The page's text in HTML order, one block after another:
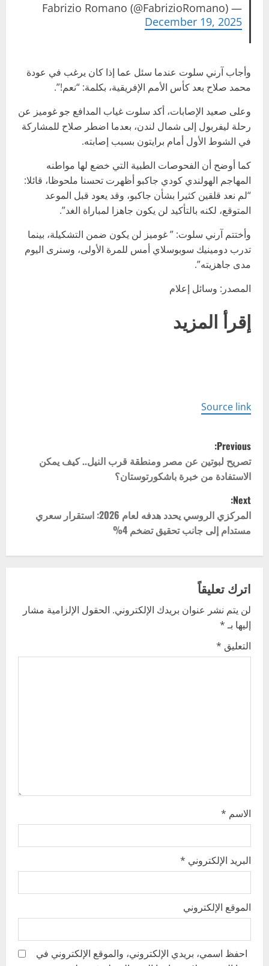
— Fabrizio Romano (@FabrizioRomano)
December 19, 2025
وأجاب آرني سلوت عندما سئل عما إذا كان يرغب في عودة
محمد صلاح بعد كأس الأمم الإفريقية، بكلمة: “نعم!”.
وعلى صعيد الإصابات، أكد سلوت غياب المدافع جو غوميز عن
رحلة ليفربول إلى شمال لندن، بعدما اضطر صلاح للمشاركة
في الشوط الأول أمام برايتون بسبب إصابته.
كما أوضح أن الفحوصات الطبية التي خضع لها مواطنه
المهاجم الهولندي كودي جاكبو أظهرت تحسنا ملحوظا، قائلا:
“لم نعد قلقين كثيرا بشأن جاكبو، وقد يعود قبل الموعد
المتوقع، لكنه بالتأكيد لن يكون جاهزا لمباراة الغد”.
وأختتم آرني سلوت: ” غوميز لن يكون ضمن التشكيلة، بينما
تدرب دومينيك سوبوسلاي أمس للمرة الأولى، وسنرى اليوم
مدى جاهزيته”.
المصدر: وسائل إعلام
إقرأ المزيد
Source link
P
o
s
t
n
v
i
g
Previous:
تصريح لبوتين عن مصر ومنطقة قرب النيل.. كيف يمكن
الاستفادة من خبرة باشكورتوستان؟
Next:
المركزي الروسي يحدد هدفه لعام 2026: استقرار سعري
مستدام إلى جانب تحقيق تضخم 4%
اترك تعليقاً
لن يتم نشر عنوان بريدك الإلكتروني. الحقول الإلزامية مشار
إليها بـ*
التعليق *
الاسم *
البريد الإلكتروني *
الموقع الإلكتروني
احفظ اسمي، بريدي الإلكتروني، والموقع الإلكتروني في